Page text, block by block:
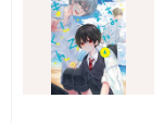
ない』12P小冊子
特典・『ヘンタイSub
くんは待てができな
い』アクリルスタンド
コミコミ特典4Pリー
円（税込）
蝦夷森わに
カートに入れる